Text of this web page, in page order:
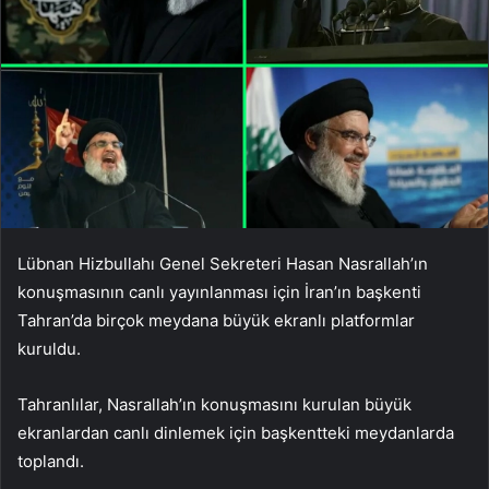
Lübnan Hizbullahı Genel Sekreteri Hasan Nasrallah’ın
konuşmasının canlı yayınlanması için İran’ın başkenti
Tahran’da birçok meydana büyük ekranlı platformlar
kuruldu.
Tahranlılar, Nasrallah’ın konuşmasını kurulan büyük
ekranlardan canlı dinlemek için başkentteki meydanlarda
toplandı.